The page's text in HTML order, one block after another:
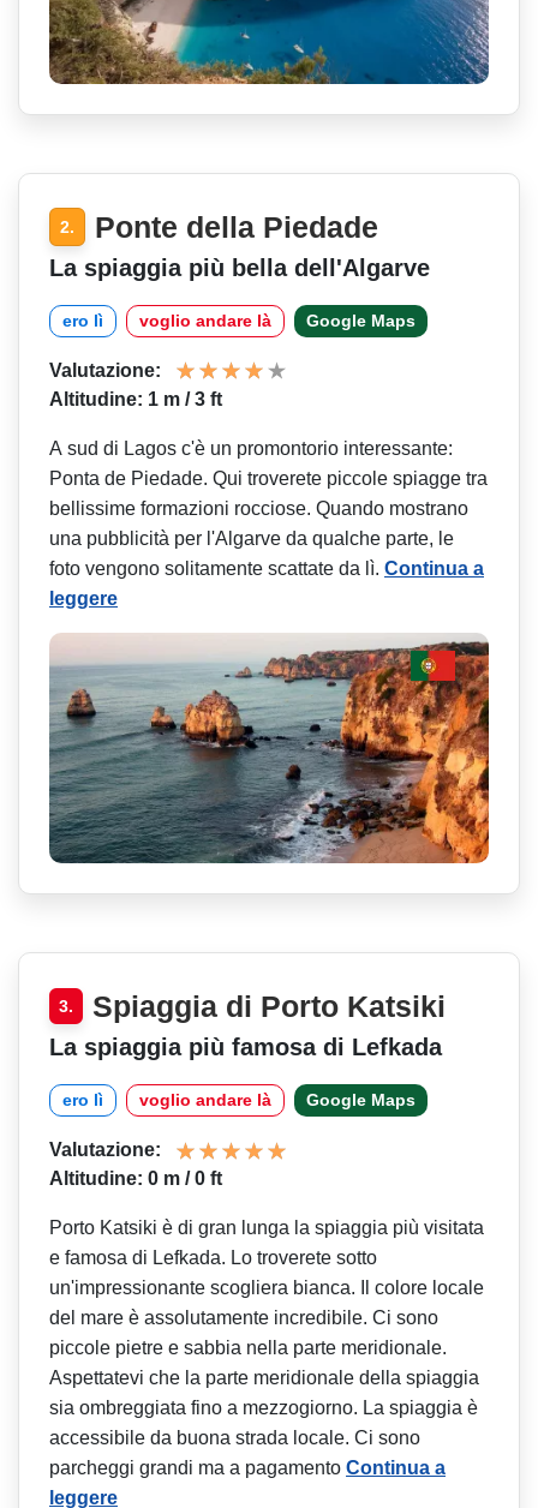
2. Ponte della Piedade
La spiaggia più bella dell'Algarve
ero lì voglio andare là Google Maps
Valutazione:
Altitudine: 1 m / 3 ft
A sud di Lagos c'è un promontorio interessante:
Ponta de Piedade. Qui troverete piccole spiagge tra
bellissime formazioni rocciose. Quando mostrano
una pubblicità per l'Algarve da qualche parte, le
foto vengono solitamente scattate da lì. Continua a
leggere
3. Spiaggia di Porto Katsiki
La spiaggia più famosa di Lefkada
ero lì voglio andare là Google Maps
Valutazione:
Altitudine: 0 m / 0 ft
Porto Katsiki è di gran lunga la spiaggia più visitata
e famosa di Lefkada. Lo troverete sotto
un'impressionante scogliera bianca. Il colore locale
del mare è assolutamente incredibile. Ci sono
piccole pietre e sabbia nella parte meridionale.
Aspettatevi che la parte meridionale della spiaggia
sia ombreggiata fino a mezzogiorno. La spiaggia è
accessibile da buona strada locale. Ci sono
parcheggi grandi ma a pagamento Continua a
leggere